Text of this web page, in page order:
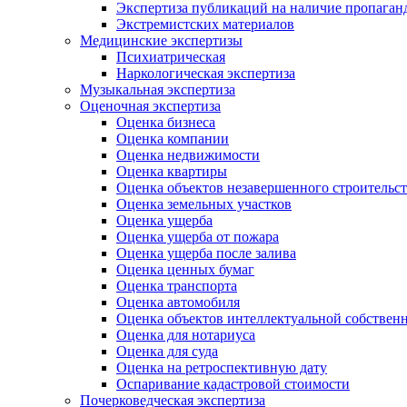
Экспертиза публикаций на наличие
Экстремистских материалов
Медицинские экспертизы
Психиатрическая
Наркологическая экспертиза
Музыкальная экспертиза
Оценочная экспертиза
Оценка бизнеса
Оценка компании
Оценка недвижимости
Оценка квартиры
Оценка объектов незавершенного
Оценка земельных участков
Оценка ущерба
Оценка ущерба от пожара
Оценка ущерба после залива
Оценка ценных бумаг
Оценка транспорта
Оценка автомобиля
Оценка объектов интеллектуальной
Оценка для нотариуса
Оценка для суда
Оценка на ретроспективную дату
Оспаривание кадастровой стоимости
Почерковедческая экспертиза